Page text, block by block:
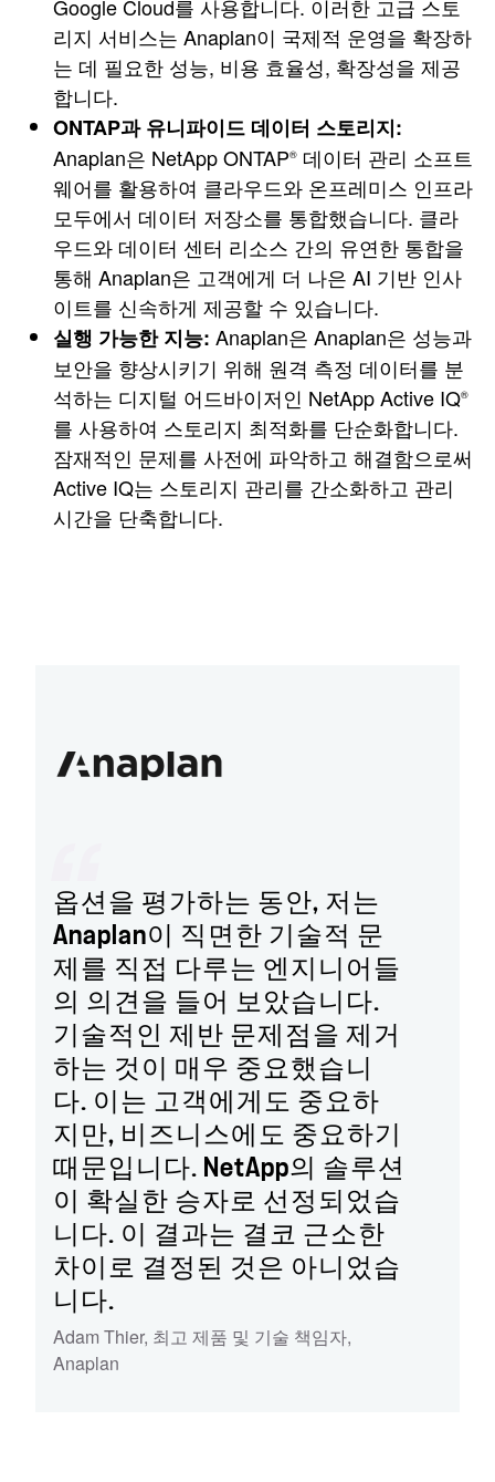
Google Cloud를 사용합니다. 이러한 고급 스토
리지 서비스는 Anaplan이 국제적 운영을 확장하
는 데 필요한 성능, 비용 효율성, 확장성을 제공
합니다.
ONTAP과 유니파이드 데이터 스토리지:
Anaplan은 NetApp ONTAP® 데이터 관리 소프트
웨어를 활용하여 클라우드와 온프레미스 인프라
모두에서 데이터 저장소를 통합했습니다. 클라
우드와 데이터 센터 리소스 간의 유연한 통합을
통해 Anaplan은 고객에게 더 나은 AI 기반 인사
이트를 신속하게 제공할 수 있습니다.
실행 가능한 지능: Anaplan은 Anaplan은 성능과
보안을 향상시키기 위해 원격 측정 데이터를 분
석하는 디지털 어드바이저인 NetApp Active IQ®
를 사용하여 스토리지 최적화를 단순화합니다.
잠재적인 문제를 사전에 파악하고 해결함으로써
Active IQ는 스토리지 관리를 간소화하고 관리
시간을 단축합니다.
옵션을 평가하는 동안, 저는
Anaplan이 직면한 기술적 문
제를 직접 다루는 엔지니어들
의 의견을 들어 보았습니다.
기술적인 제반 문제점을 제거
하는 것이 매우 중요했습니
다. 이는 고객에게도 중요하
지만, 비즈니스에도 중요하기
때문입니다. NetApp의 솔루션
이 확실한 승자로 선정되었습
니다. 이 결과는 결코 근소한
차이로 결정된 것은 아니었습
니다.
Adam Thier, 최고 제품 및 기술 책임자,
Anaplan